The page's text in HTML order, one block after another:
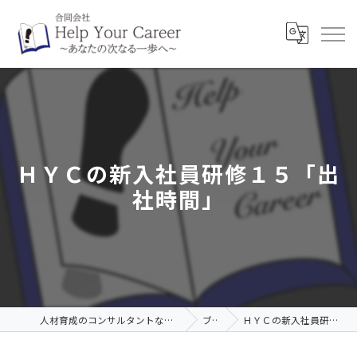
ＨＹＣの新入社員研修１５「出
社時間」
人材育成のコンサルタントなら合同会社Help Your Career ブログ ＨＹＣの新入社員研修１５「出社時間」